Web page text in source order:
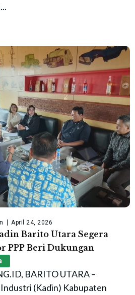
April 24, 2026
Barito Utara Segera
PPP Beri Dukungan
BARITO UTARA –
(Kadin) Kabupaten